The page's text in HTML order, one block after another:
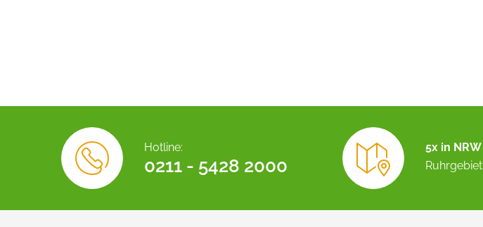
Hotline:
0211 - 5428 2000
5x in NRW